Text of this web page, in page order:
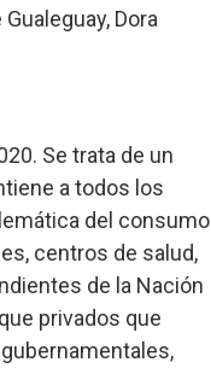
Dora
Se trata de un
a todos los
del consumo
centros de salud,
de la Nación
privados que